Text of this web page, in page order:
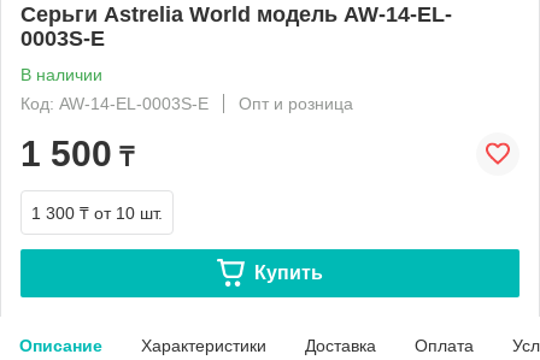
Серьги Astrelia World модель AW-14-EL-
0003S-E
В наличии
Код: AW-14-EL-0003S-E
Опт и розница
1 500 ₸
1 300 ₸ от 10 шт.
Купить
Описание Характеристики Доставка Оплата